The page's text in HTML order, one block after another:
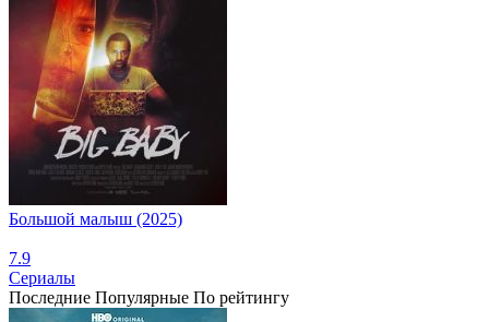
Большой малыш (2025)
7.9
Сериалы
Последние Популярные По рейтингу